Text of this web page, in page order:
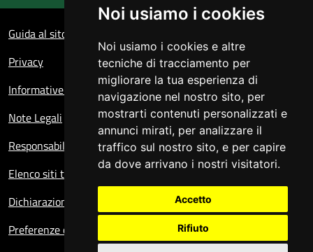
Noi usiamo i cookies
Noi usiamo i cookies e altre
tecniche di tracciamento per
migliorare la tua esperienza di
navigazione nel nostro sito, per
mostrarti contenuti personalizzati e
annunci mirati, per analizzare il
traffico sul nostro sito, e per capire
da dove arrivano i nostri visitatori.
Accetto
Rifiuto
Guida al sito
Privacy
Informative sul trattamento dei dati personali
Note Legali
Responsabile del sito
Elenco siti tematici
Dichiarazione di accessibilità
Preferenze cookie